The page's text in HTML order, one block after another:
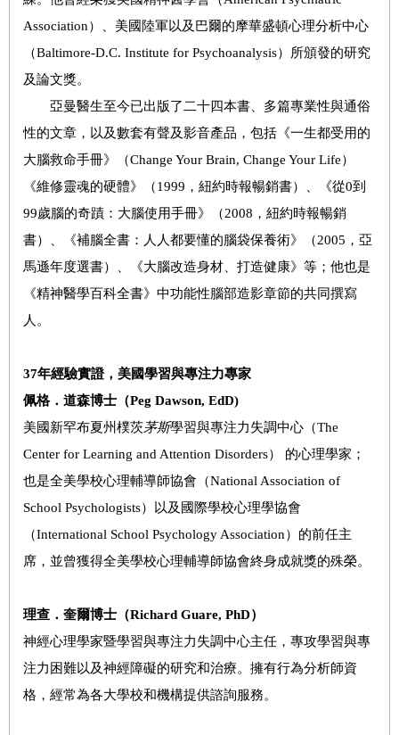
Association）、美國陸軍以及巴爾的摩華盛頓心理分析中心
（Baltimore-D.C. Institute for Psychoanalysis）所頒發的研究
及論文獎。
亞曼醫生至今已出版了二十四本書、多篇專業性與通俗
性的文章，以及數套有聲及影音產品，包括《一生都受用的
大腦救命手冊》（Change Your Brain, Change Your Life）
《維修靈魂的硬體》（1999，紐約時報暢銷書）、《從0到
99歲腦的奇蹟：大腦使用手冊》（2008，紐約時報暢銷
書）、《補腦全書：人人都要懂的腦袋保養術》（2005，亞
馬遜年度選書）、《大腦改造身材、打造健康》等；他也是
《精神醫學百科全書》中功能性腦部造影章節的共同撰寫
人。
37年經驗實證， 美國學習與專注力專家
佩格．道森博士（Peg Dawson, EdD)
美國新罕布夏州樸茨茅斯學習與專注力失調中心（The
Center for Learning and Attention Disorders） 的心理學家；
也是全美學校心理輔導師協會（National Association of
School Psychologists）以及國際學校心理學協會
（International School Psychology Association）的前任主
席，並曾獲得全美學校心理輔導師協會終身成就獎的殊榮。
理查．奎爾博士（Richard Guare, PhD）
神經心理學家暨學習與專注力失調中心主任，專攻學習與專
注力困難以及神經障礙的研究和治療。擁有行為分析師資
格，經常為各大學校和機構提供諮詢服務。